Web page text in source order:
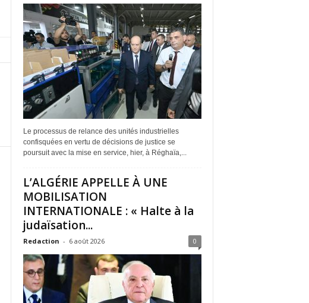
Le processus de relance des unités industrielles
confisquées en vertu de décisions de justice se
poursuit avec la mise en service, hier, à Réghaïa,...
L’ALGÉRIE APPELLE À UNE
MOBILISATION
INTERNATIONALE : « Halte à la
judaïsation...
Redaction - 6 août 2026 0